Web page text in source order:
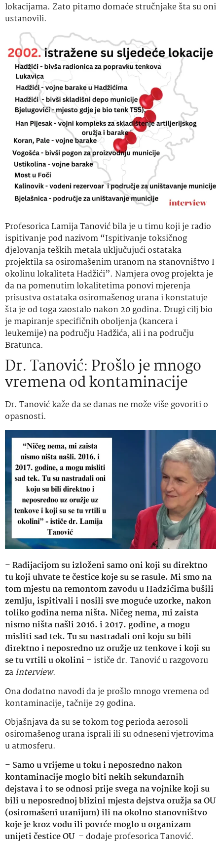
lokacijama. Zato pitamo domaće stručnjake šta su oni
ustanovili.
Profesorica Lamija Tanović bila je u timu koji je radio
ispitivanje pod nazivom “Ispitivanje toksičnog
djelovanja teških metala uključujući ostataka
projektila sa osiromašenim uranom na stanovništvo I
okolinu lokaliteta Hadžići”. Namjera ovog projekta je
da na pomenutim lokalitetima ponovi mjerenja
prisustva ostataka osiromašenog urana i konstatuje
šta je od toga zaostalo nakon 20 godina. Drugi cilj bio
je mapiranje specifičnih oboljenja (kancera i
leukemije) na području Hadžića, ali i na području
Bratunca.
Dr. Tanović: Prošlo je mnogo
vremena od kontaminacije
Dr. Tanović kaže da se danas ne može više govoriti o
opasnosti.
–Radijacijom su izloženi samo oni koji su direktno
tu koji uhvate te čestice koje su se rasule. Mi smo na
tom mjestu na remontom zavodu u Hadzićima bušili
zemlju, ispitivali i nosili sve moguće uzorke, nakon
toliko godina nema ništa. Ničeg nema, mi zaista
nismo ništa našli 2016. i 2017. godine, a mogu
misliti sad tek. Tu su nastradali oni koju su bili
direktno i neposredno uz oružje uz tenkove i koji su
se tu vrtili u okolini– ističe dr. Tanović u razgovoru
zaInterview.
Ona dodatno navodi da je prošlo mnogo vremena od
kontaminacije, tačnije 29 godina.
Objašnjava da su se tokom tog perioda aerosoli
osiromašenog urana isprali ili su odneseni vjetrovima
u atmosferu.
– Samo u vrijeme u toku i neposredno nakon
kontaminacije moglo biti nekih sekundarnih
dejstava i to se odnosi prije svega na vojnike koji su
bili u neposrednoj blizini mjesta dejstva oružja sa OU
(osiromašeni uranijum) ili na okolno stanovništvo
koje je kroz vodu ili povrće moglo u organizam
unijeti čestice OU – dodaje profesorica Tanović.